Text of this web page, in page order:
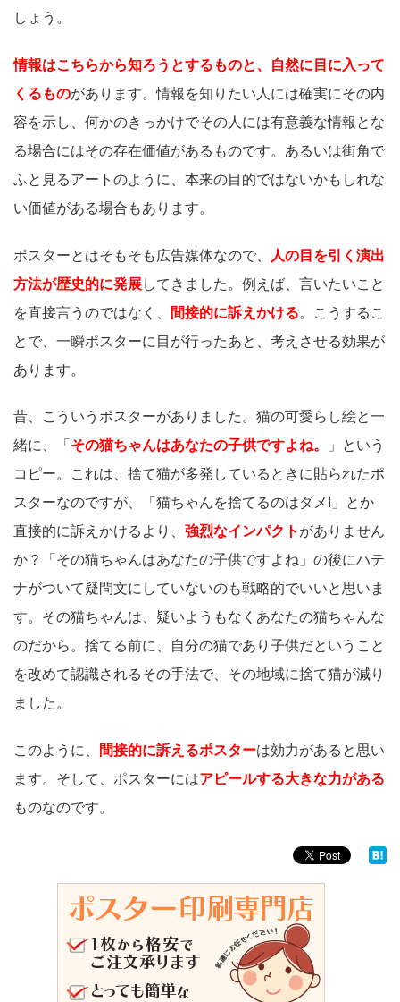
しょう。
情報はこちらから知ろうとするものと、自然に目に入って
くるものがあります。情報を知りたい人には確実にその内
容を示し、何かのきっかけでその人には有意義な情報とな
る場合にはその存在価値があるものです。あるいは街角で
ふと見るアートのように、本来の目的ではないかもしれな
い価値がある場合もあります。
ポスターとはそもそも広告媒体なので、
人の目を引く演出
方法が歴史的に発展してきました。例えば、言いたいこと
を直接言うのではなく、
間接的に訴えかける。こうするこ
とで、一瞬ポスターに目が行ったあと、考えさせる効果が
あります。
昔、こういうポスターがありました。猫の可愛らし絵と一
緒に、「 その猫ちゃんはあなたの子供ですよね。
」という
コピー。これは、捨て猫が多発しているときに貼られたポ
スターなのですが、「猫ちゃんを捨てるのはダメ!」とか
直接的に訴えかけるより、 強烈なインパクト がありません
か？「その猫ちゃんはあなたの子供ですよね」の後にハテ
ナがついて疑問文にしていないのも戦略的でいいと思いま
す。その猫ちゃんは、疑いようもなくあなたの猫ちゃんな
のだから。捨てる前に、自分の猫であり子供だということ
を改めて認識されるその手法で、その地域に捨て猫が減り
ました。
このように、 間接的に訴えるポスターは効力があると思い
ます。そして、ポスターにはアピールする大きな力がある
ものなのです。